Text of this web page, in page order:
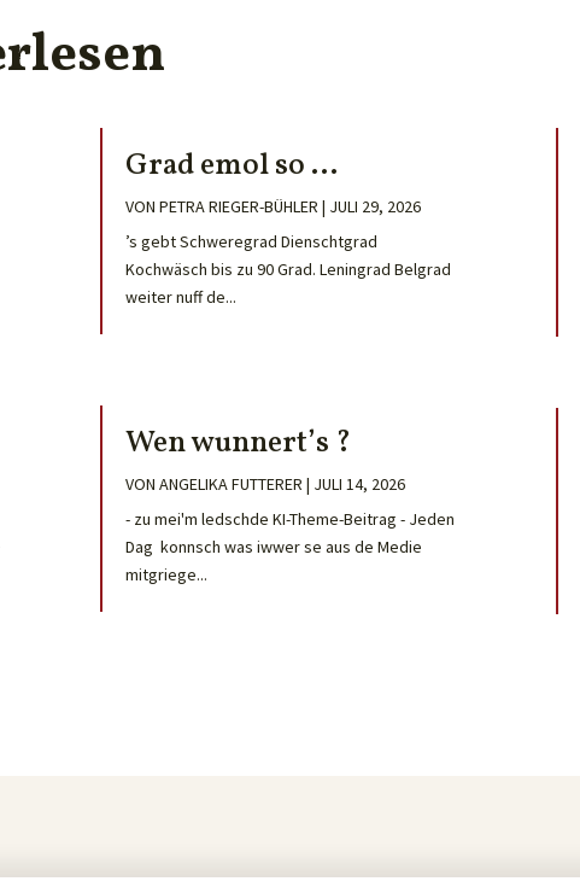
Grad emol so …
VON PETRA RIEGER-BÜHLER | JULI 29, 2026
’s gebt Schweregrad Dienschtgrad
Kochwäsch bis zu 90 Grad. Leningrad Belgrad
weiter nuff de...
Wen wunnert’s ?
VON ANGELIKA FUTTERER | JULI 14, 2026
- zu mei'm ledschde KI-Theme-Beitrag - Jeden
Dag konnsch was iwwer se aus de Medie
mitgriege...